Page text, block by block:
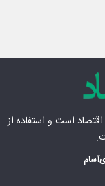
است و استفاده از
آسام